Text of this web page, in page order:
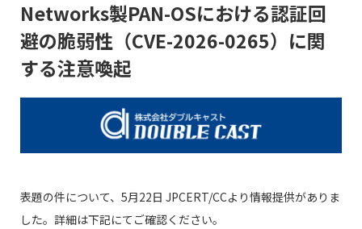
Networks製PAN-OSにおける認証回
避の脆弱性（CVE-2026-0265）に関
する注意喚起
表題の件について、5月22日 JPCERT/CCより情報提供がありま
した。詳細は下記にてご確認ください。